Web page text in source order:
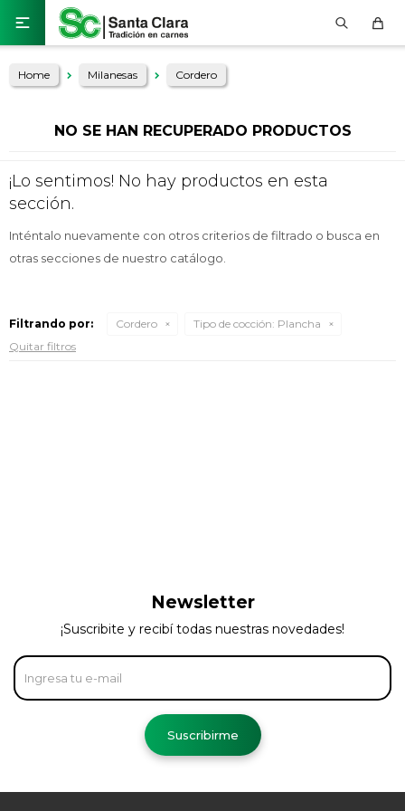

Home Milanesas Cordero
NO SE HAN RECUPERADO PRODUCTOS
¡Lo sentimos! No hay productos en esta
sección.
Inténtalo nuevamente con otros criterios de filtrado o busca en
otras secciones de nuestro catálogo.
Filtrando por: Cordero Tipo de cocción: Plancha
Quitar filtros
Newsletter
¡Suscribite y recibí todas nuestras novedades!
Suscribirme